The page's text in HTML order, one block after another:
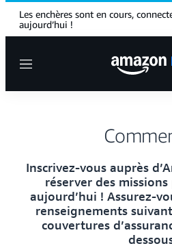
Les enchères sont en cours,
aujourd’hui !
Menu
Inscrivez-vous auprès
réserver des
aujourd’hui ! Assurez-
renseignements
couvertures